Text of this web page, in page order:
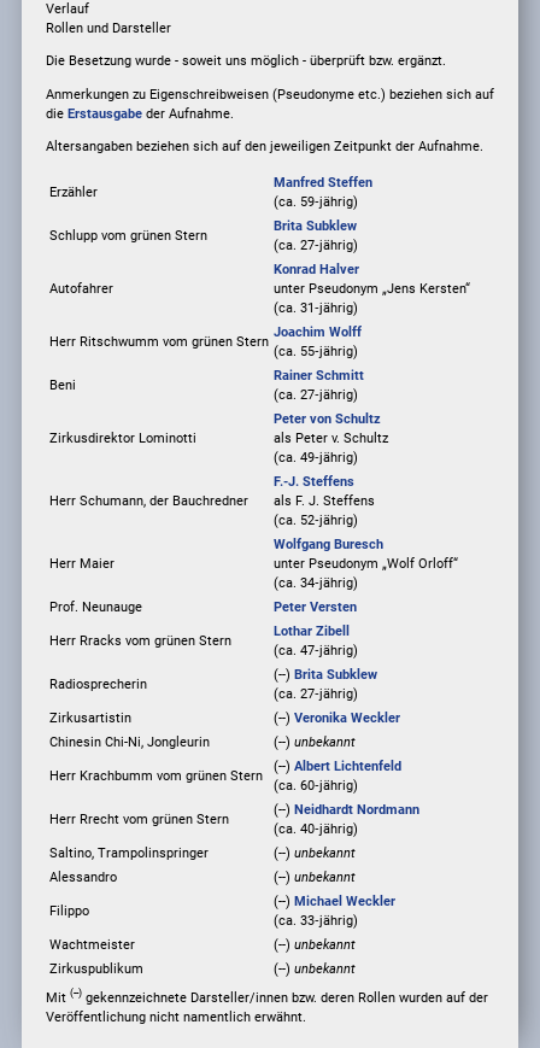
Verlauf
Rollen und Darsteller
Die Besetzung wurde - soweit uns möglich - überprüft bzw. ergänzt.
Anmerkungen zu Eigenschreibweisen (Pseudonyme etc.) beziehen sich auf
die Erstausgabeder Aufnahme.
Altersangaben beziehen sich auf den jeweiligen Zeitpunkt der Aufnahme.
Erzähler
Manfred Steffen
(ca. 59‑jährig)
Schlupp vom grünen Stern
Brita Subklew
(ca. 27‑jährig)
Autofahrer
Konrad Halver
unter Pseudonym „Jens Kersten“
(ca. 31‑jährig)
Herr Ritschwumm vom grünen Stern
Joachim Wolff
(ca. 55‑jährig)
Beni
Rainer Schmitt
(ca. 27‑jährig)
Zirkusdirektor Lominotti
Peter von Schultz
als Peter v. Schultz
(ca. 49‑jährig)
Herr Schumann, der Bauchredner
F.-J. Steffens
als F. J. Steffens
(ca. 52‑jährig)
Herr Maier
Wolfgang Buresch
unter Pseudonym „Wolf Orloff“
(ca. 34‑jährig)
Prof. Neunauge
Peter Versten
Herr Rracks vom grünen Stern
Lothar Zibell
(ca. 47‑jährig)
Radiosprecherin
(--) Brita Subklew
(ca. 27‑jährig)
Zirkusartistin
(--) Veronika Weckler
Chinesin Chi-Ni, Jongleurin
(--) unbekannt
Herr Krachbumm vom grünen Stern
(--) Albert Lichtenfeld
(ca. 60‑jährig)
Herr Rrecht vom grünen Stern
(--) Neidhardt Nordmann
(ca. 40‑jährig)
Saltino, Trampolinspringer
(--) unbekannt
Alessandro
(--) unbekannt
Filippo
(--) Michael Weckler
(ca. 33‑jährig)
Wachtmeister
(--) unbekannt
Zirkuspublikum
(--) unbekannt
Mit (--)gekennzeichnete Darsteller/innen bzw. deren Rollen wurden auf der
Veröffentlichung nicht namentlich erwähnt.